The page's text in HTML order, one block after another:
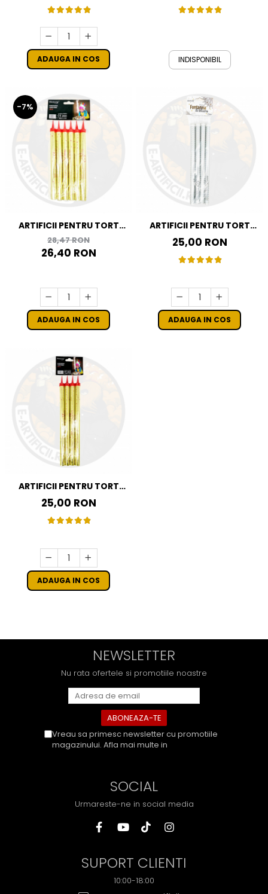
ADAUGA IN COS INDISPONIBIL
-7%
ARTIFICII PENTRU TORT
AURII 18 CM SET 6 BUC
28,47 RON
26,40 RON
ADAUGA IN COS
ARTIFICII PENTRU TORT
ARGINTII 25 CM SET 4 BUC
25,00 RON
ADAUGA IN COS
ARTIFICII PENTRU TORT
AURII 25 CM SET 4 BUC
25,00 RON
ADAUGA IN COS
NEWSLETTER
Nu rata ofertele si promotiile noastre
Vreau sa primesc newsletter cu promotiile
magazinului. Afla mai multe in
SOCIAL
Urmareste-ne in social media
SUPORT CLIENTI
10:00-18:00